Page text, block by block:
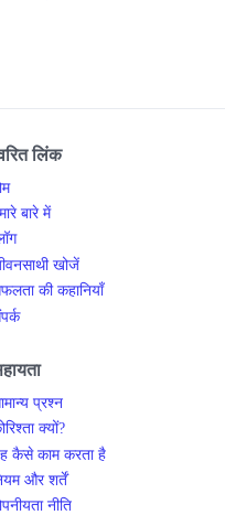
लिंक
बारे में
खोजें
की कहानियाँ
प्रश्न
क्यों?
कैसे काम करता है
और शर्तें
नीति